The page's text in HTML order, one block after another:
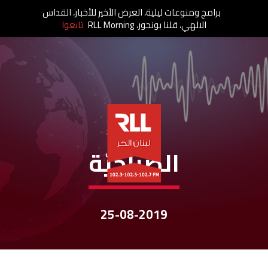
نشرات الأخبار
الصباحيّة
25-08-2019
برامج ومنوعات ليلية، العرض الأخير للأخبار، القداس
الالهي، قلنا بونجور، RLL Morning تابعوا